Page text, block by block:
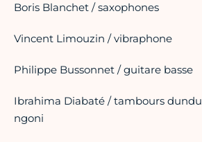
Boris Blanchet / saxophones
Vincent Limouzin / vibraphone
Philippe Bussonnet / guitare basse
Ibrahima Diabaté / tambours
ngoni